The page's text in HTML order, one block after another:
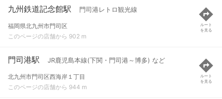
九州鉄道記念館駅 門司港レトロ観光線
福岡県北九州市門司区
このページの店舗から 902 m
ルート
を見る
門司港駅 JR鹿児島本線(下関・門司港～博多) など
北九州市門司区西海岸１丁目
このページの店舗から 944 m
ルート
を見る